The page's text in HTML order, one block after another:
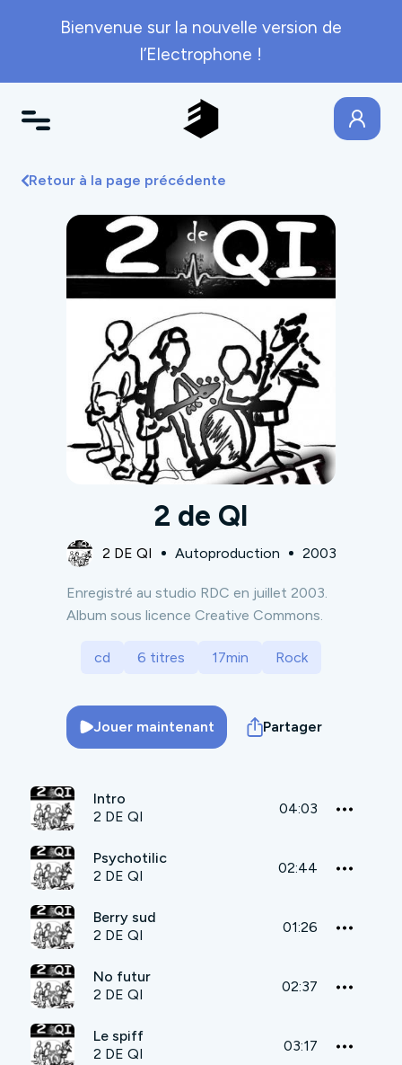
Bienvenue sur la nouvelle version de
l’Electrophone !
Retour à la page précédente
2 de QI
2 DE QI Autoproduction 2003
Enregistré au studio RDC en juillet 2003.
Album sous licence Creative Commons.
cd 6 titres 17min Rock
Jouer maintenant Partager
Intro
2 DE QI
04:03
Psychotilic
2 DE QI
02:44
Berry sud
2 DE QI
01:26
No futur
2 DE QI
02:37
Le spiff
2 DE QI
03:17